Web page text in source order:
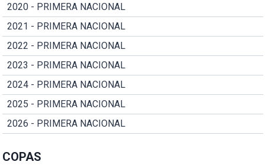
2020 - PRIMERA NACIONAL
2021 - PRIMERA NACIONAL
2022 - PRIMERA NACIONAL
2023 - PRIMERA NACIONAL
2024 - PRIMERA NACIONAL
2025 - PRIMERA NACIONAL
2026 - PRIMERA NACIONAL
COPAS